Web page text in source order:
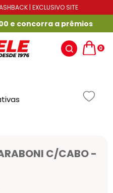
| EXCLUSIVO SITE
e concorra a prêmios
0
C/CABO -